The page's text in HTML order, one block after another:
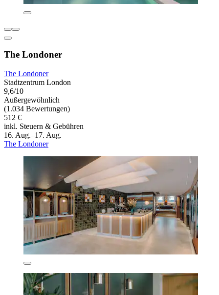
The Londoner
The Londoner
Stadtzentrum London
9,6/10
Außergewöhnlich
(1.034 Bewertungen)
512 €
inkl. Steuern & Gebühren
16. Aug.–17. Aug.
The Londoner